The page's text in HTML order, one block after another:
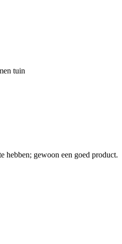
tuin
hebben; gewoon een goed product.